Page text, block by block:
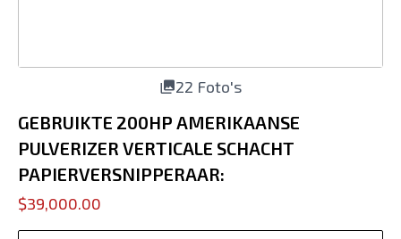
22 Foto's
GEBRUIKTE 200HP AMERIKAANSE
PULVERIZER VERTICALE SCHACHT
PAPIERVERSNIPPERAAR:
$39,000.00